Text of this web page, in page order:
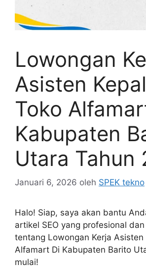
Lowongan
Asisten
Toko
Kabupaten
Utara Tahun
Januari 6, 2026 oleh SPEK tekno
Halo! Siap, saya akan bantu
artikel SEO yang profesional
tentang Lowongan Kerja Asisten
Alfamart Di Kabupaten Barito
mulai!